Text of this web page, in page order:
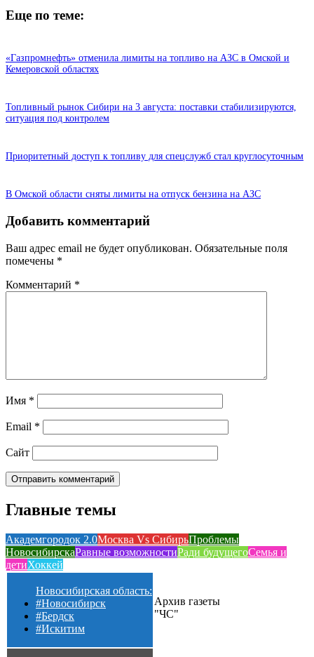
Еще по теме:
«Газпромнефть» отменила лимиты на топливо на АЗС в Омской и
Кемеровской областях
Топливный рынок Сибири на 3 августа: поставки стабилизируются,
ситуация под контролем
Приоритетный доступ к топливу для спецслужб стал круглосуточным
В Омской области сняты лимиты на отпуск бензина на АЗС
Добавить комментарий
Ваш адрес email не будет опубликован. Обязательные поля
помечены *
Комментарий *
Имя *
Email *
Сайт
Главные темы
Академгородок 2.0Москва Vs СибирьПроблемы
НовосибирскаРавные возможностиРади будущегоСемья и
детиХоккей
Новосибирская область:
#Новосибирск
#Бердск
#Искитим
Архив газеты
"ЧС"